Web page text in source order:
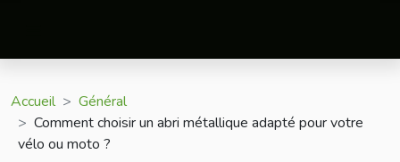
Accueil
Général
Comment choisir un abri métallique adapté pour votre
vélo ou moto ?